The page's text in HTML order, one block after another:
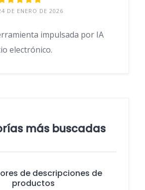
DE ENERO DE 2026
impulsada por IA
electrónico.
más buscadas
de descripciones de
productos